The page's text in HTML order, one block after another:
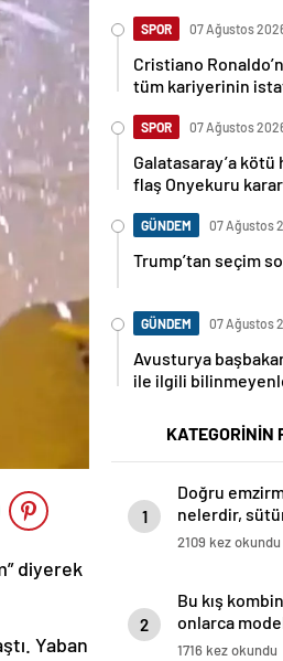
diyerek
Yaban
SPOR 07 Ağustos
Cristiano
tüm kariyerinin
SPOR 07 Ağustos
Galatasaray’a kötü
flaş Onyekuru
GÜNDEM 07 Ağustos
Trump’tan seçim
GÜNDEM 07 Ağustos
Avusturya
ile ilgili
KATEGORİNİN
1
Doğru
nelerdir,
anlaşılır?
2109 kez okundu
2
Bu kış
onlarca
1716 kez okundu